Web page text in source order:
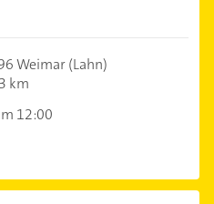
Weimar (Lahn)
km
12:00